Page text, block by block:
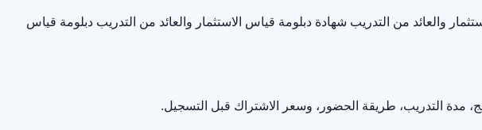
والعائد من التدريب شهادة دبلومة قياس الاستثمار والعائد من التدريب دبلومة قياس
مدة التدريب، طريقة الحضور، وسعر الاشتراك قبل التسجيل.